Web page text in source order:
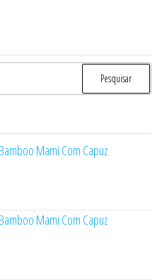
Pesquisar
Mami Com Capuz
Mami Com Capuz